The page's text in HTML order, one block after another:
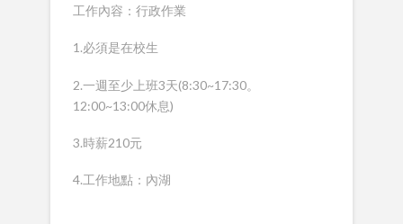
工作內容：行政作業
1.必須是在校生
2.一週至少上班3天(8:30~17:30。
12:00~13:00休息)
3.時薪210元
4.工作地點：內湖